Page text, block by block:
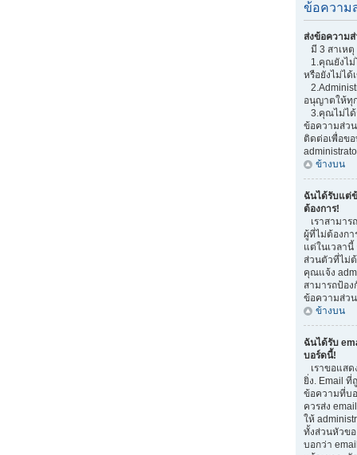
ข้อความ
ส่งข้อความ
มี 3 สาเหตุ
1.คุณยังไม่
หรือยังไม่ได้
อนุญาตให้ทุ
3.คุณไม่ไ
ข้อความส่ว
ติดต่อเพื่อข
ข้างบน
ฉันได้รับแต่
ต้องการ!
เราสามาร
ผู้ที่ไม่ต้องก
แต่ในเวลา
ส่วนตัวที่ไม่
คุณแจ้ง
สามารถป้อ
ข้อความส่ว
ข้างบน
ฉันได้รับ
บอร์ดนี้!
เราขอแสด
ยิ่ง. Email ที่
ข้อความที่บ
ควรส่ง
ให้
ทั้งส่วนหัวข
บอกว่า